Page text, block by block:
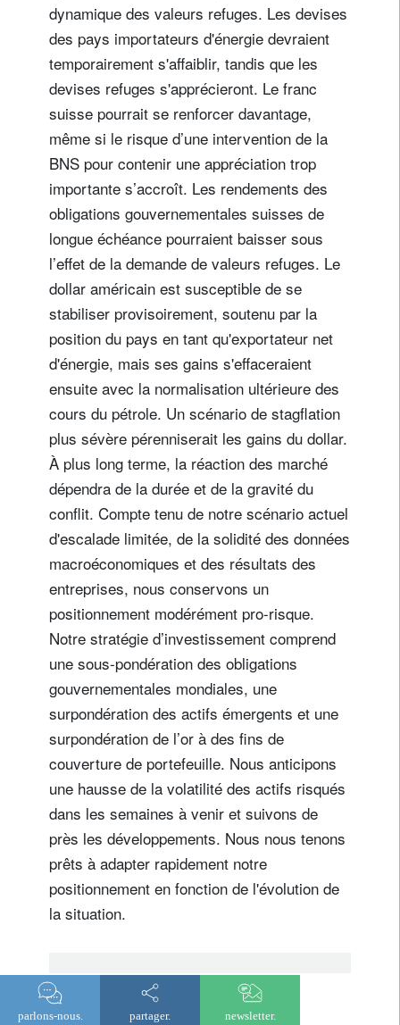
dynamique des valeurs refuges. Les devises
des pays importateurs d'énergie devraient
temporairement s'affaiblir, tandis que les
devises refuges s'apprécieront. Le franc
suisse pourrait se renforcer davantage,
même si le risque d’une intervention de la
BNS pour contenir une appréciation trop
importante s’accroît. Les rendements des
obligations gouvernementales suisses de
longue échéance pourraient baisser sous
l’effet de la demande de valeurs refuges. Le
dollar américain est susceptible de se
stabiliser provisoirement, soutenu par la
position du pays en tant qu'exportateur net
d'énergie, mais ses gains s'effaceraient
ensuite avec la normalisation ultérieure des
cours du pétrole. Un scénario de stagflation
plus sévère pérenniserait les gains du dollar.
À plus long terme, la réaction des marché
dépendra de la durée et de la gravité du
conflit. Compte tenu de notre scénario actuel
d'escalade limitée, de la solidité des données
macroéconomiques et des résultats des
entreprises, nous conservons un
positionnement modérément pro-risque.
Notre stratégie d’investissement comprend
une sous-pondération des obligations
gouvernementales mondiales, une
surpondération des actifs émergents et une
surpondération de l’or à des fins de
couverture de portefeuille. Nous anticipons
une hausse de la volatilité des actifs risqués
dans les semaines à venir et suivons de
près les développements. Nous nous tenons
prêts à adapter rapidement notre
positionnement en fonction de l'évolution de
la situation.
CIO Office Viewpoint
parlons-nous. partager. newsletter.